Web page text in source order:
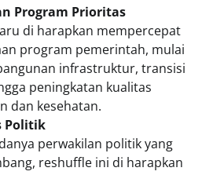
Program Prioritas
di harapkan mempercepat
program pemerintah, mulai
infrastruktur, transisi
peningkatan kualitas
dan kesehatan.
Politik
perwakilan politik yang
reshuffle ini di harapkan